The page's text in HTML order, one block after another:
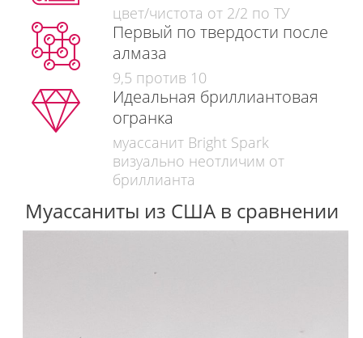
цвет/чистота от 2/2 по ТУ
Первый по твердости после
алмаза
9,5 против 10
Идеальная бриллиантовая
огранка
муассанит Bright Spark
визуально неотличим от
бриллианта
Муассаниты из США в сравнении